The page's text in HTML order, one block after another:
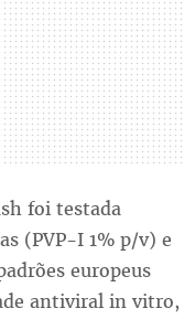
foi testada
(PVP-I 1% p/v) e
europeus
antiviral in vitro,